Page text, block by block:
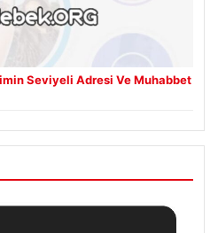
Seviyeli Adresi Ve Muhabbet